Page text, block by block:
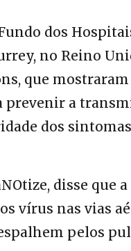
dos
no Reino
que
a
dos
disse que
vírus nas vias
pelos